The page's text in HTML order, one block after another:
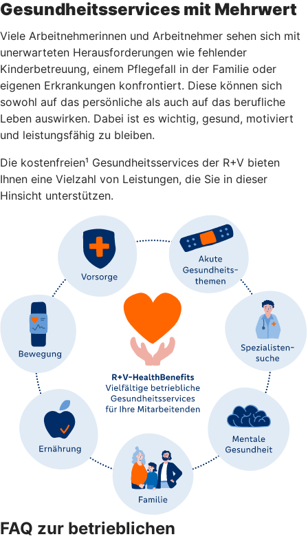
Gesundheitsservices mit Mehrwert
Viele Arbeitnehmerinnen und Arbeitnehmer sehen sich mit
unerwarteten Herausforderungen wie fehlender
Kinderbetreuung, einem Pflegefall in der Familie oder
eigenen Erkrankungen konfrontiert. Diese können sich
sowohl auf das persönliche als auch auf das berufliche
Leben auswirken. Dabei ist es wichtig, gesund, motiviert
und leistungsfähig zu bleiben.
Die kostenfreien¹ Gesundheitsservices der R+V bieten
Ihnen eine Vielzahl von Leistungen, die Sie in dieser
Hinsicht unterstützen.
FAQ zur betrieblichen